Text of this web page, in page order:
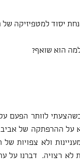
יסוד למטפיזיקה של
הוא שואף?